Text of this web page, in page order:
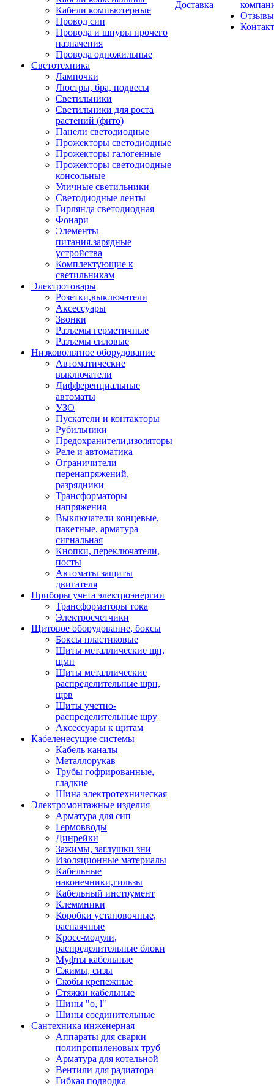
Кабели компьютерные
Провод сип
Провода и шнуры прочего
назначения
Провода одножильные
Светотехника
Лампочки
Люстры, бра, подвесы
Светильники
Светильники для роста
растений (фито)
Панели светодиодные
Прожекторы светодиодные
Прожекторы галогенные
Прожекторы светодиодные
консольные
Уличные светильники
Светодиодные ленты
Гирлянда светодиодная
Фонари
Элементы
питания.зарядные
устройства
Комплектующие к
светильникам
Электротовары
Розетки,выключатели
Аксессуары
Звонки
Разъемы герметичные
Разъемы силовые
Низковольтное оборудование
Автоматические
выключатели
Дифференциальные
автоматы
УЗО
Пускатели и контакторы
Рубильники
Предохранители,изоляторы
Реле и автоматика
Ограничители
перенапряжений,
разрядники
Трансформаторы
напряжения
Выключатели концевые,
пакетные, арматура
сигнальная
Кнопки, переключатели,
посты
Автоматы защиты
двигателя
Приборы учета электроэнергии
Трансформаторы тока
Электросчетчики
Щитовое оборудование, боксы
Боксы пластиковые
Щиты металлические щп,
щмп
Щиты металлические
распределительные щрн,
щрв
Щиты учетно-
распределительные щру
Аксессуары к щитам
Кабеленесущие системы
Кабель каналы
Металлорукав
Трубы гофрированные,
гладкие
Шина электротехническая
Электромонтажные изделия
Арматура для сип
Гермовводы
Динрейки
Зажимы, заглушки зни
Изоляционные материалы
Кабельные
наконечники,гильзы
Кабельный инструмент
Клеммники
Коробки установочные,
распаячные
Кросс-модули,
распределительные блоки
Муфты кабельные
Сжимы, сизы
Скобы крепежные
Стяжки кабельные
Шины "o, l"
Шины соединительные
Сантехника инженерная
Аппараты для сварки
полипропиленовых труб
Арматура для котельной
Вентили для радиатора
Гибкая подводка
Доставка
Отзывы